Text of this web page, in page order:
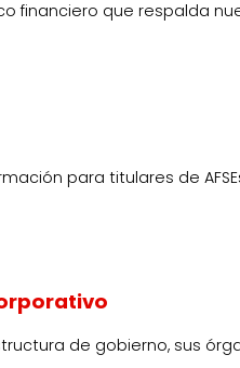
financiero que respalda
para titulares de
de gobierno, sus